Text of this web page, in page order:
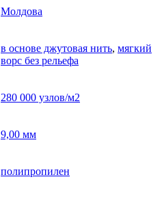
Молдова
в основе джутовая нить, мягкий
ворс без рельефа
280 000 узлов/м2
9,00 мм
полипропилен